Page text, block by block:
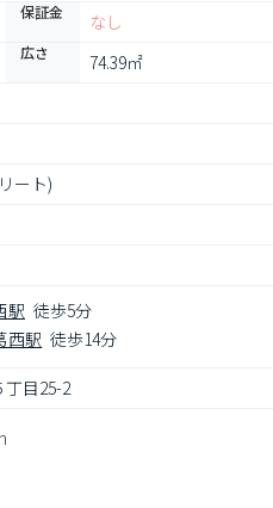
保証金 なし
広さ 74.39㎡
ート)
駅 徒歩5分
西駅 徒歩14分
目25-2